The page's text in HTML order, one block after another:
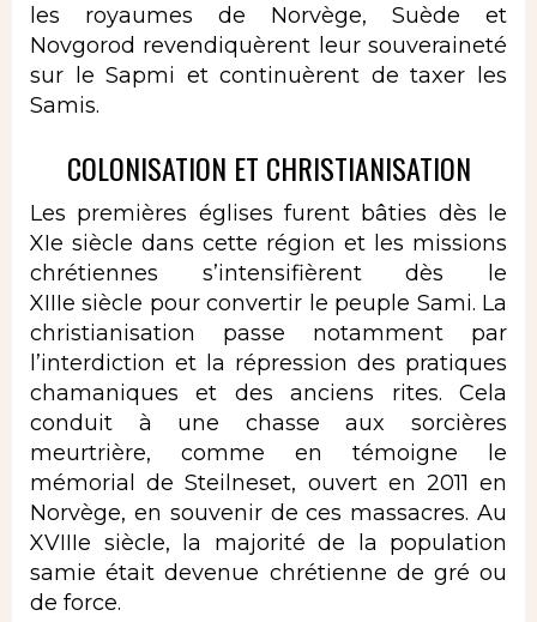
les royaumes de Norvège, Suède et
Novgorod revendiquèrent leur souveraineté
sur le Sapmi et continuèrent de taxer les
Samis.
COLONISATION ET CHRISTIANISATION
Les premières églises furent bâties dès le
XIe siècle dans cette région et les missions
chrétiennes s’intensifièrent dès le
XIIIe siècle pour convertir le peuple Sami. La
christianisation passe notamment par
l’interdiction et la répression des pratiques
chamaniques et des anciens rites. Cela
conduit à une chasse aux sorcières
meurtrière, comme en témoigne le
mémorial de Steilneset, ouvert en 2011 en
Norvège, en souvenir de ces massacres. Au
XVIIIe siècle, la majorité de la population
samie était devenue chrétienne de gré ou
de force.